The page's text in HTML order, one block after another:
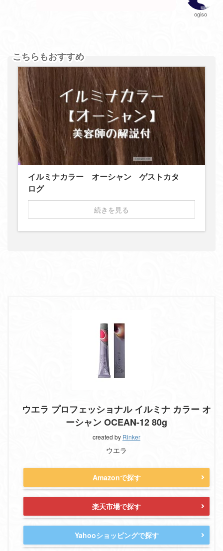
ogiso
こちらもおすすめ
イルミナカラー オーシャン ゲストカタ
ログ
続きを見る
ウエラ プロフェッショナル イルミナ カラー オ
ーシャン OCEAN-12 80g
created by Rinker
ウエラ
Amazonで探す
楽天市場で探す
Yahooショッピングで探す